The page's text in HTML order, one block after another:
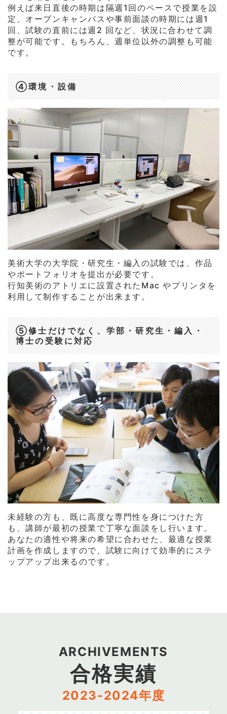
例えば来日直後の時期は隔週1回のペースで授業を設
定、オープンキャンパスや事前面談の時期には週1
回、試験の直前には週2 回など、状況に合わせて調
整が可能です。もちろん、週単位以外の調整も可能
です。
④環境・設備
美術大学の大学院・研究生・編入の試験では、作品
やポートフォリオを提出が必要です。
行知美術のアトリエに設置されたMac やプリンタを
利用して制作することが出来ます。
⑤修士だけでなく、学部・研究生・編入・
博士の受験に対応
未経験の方も、既に高度な専門性を身につけた方
も、講師が最初の授業で丁寧な面談をし行います。
あなたの適性や将来の希望に合わせた、最適な授業
計画を作成しますので、試験に向けて効率的にステ
ップアップ出来るのです。
ARCHIVEMENTS
合格実績
2023-2024年度